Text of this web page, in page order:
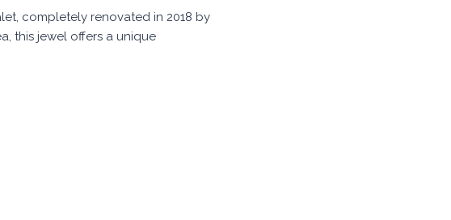
completely renovated in 2018 by
this jewel offers a unique